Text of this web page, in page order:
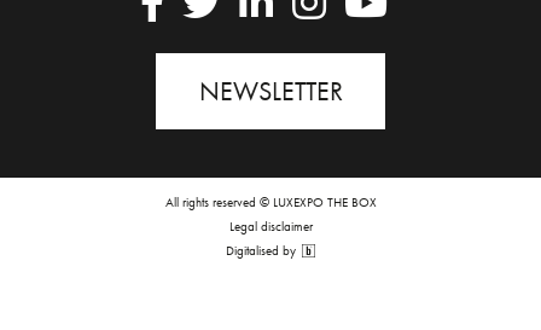
NEWSLETTER
All rights reserved © LUXEXPO THE BOX
Legal disclaimer
Digitalised by